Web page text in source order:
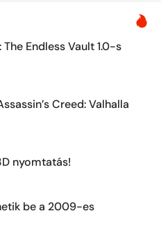
Endless Vault 1.0-s
Creed: Valhalla
nyomtatás!
be a 2009-es